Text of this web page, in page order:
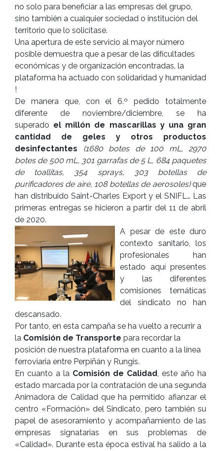
no solo para beneficiar a las empresas del grupo,
sino también a cualquier sociedad o institución del
territorio que lo solicitase.
Una apertura de este servicio al mayor número
posible demuestra que a pesar de las dificultades
económicas y de organización encontradas, la
plataforma ha actuado con solidaridad y humanidad
!
De manera que, con el 6.º pedido totalmente
diferente de noviembre/diciembre, se ha
superado el millón de mascarillas y una gran
cantidad de geles y otros productos
desinfectantes (1680 botes de 100 mL, 2970
botes de 500 mL, 301 garrafas de 5 L, 684 paquetes
de toallitas, 354 sprays, 303 botellas de
purificadores de aire, 108 botellas de aerosoles)que
han distribuido Saint-Charles Export y el SNIFL… Las
primeras entregas se hicieron a partir del 11 de abril
de 2020.
A pesar de este duro
contexto sanitario, los
profesionales han
estado aquí presentes
y las diferentes
comisiones temáticas
del sindicato no han
descansado.
Por tanto, en esta campaña se ha vuelto a recurrir a
la Comisión de Transporte para recordar la
posición de nuestra plataforma en cuanto a la línea
ferroviaria entre Perpiñán y Rungis.
En cuanto a la Comisión de Calidad , este año ha
estado marcada por la contratación de una segunda
Animadora de Calidad que ha permitido afianzar el
centro «Formación» del Sindicato, pero también su
papel de asesoramiento y acompañamiento de las
empresas signatarias en sus problemas de
«Calidad». Durante esta época estival ha salido a la